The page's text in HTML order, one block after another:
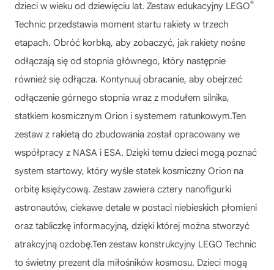
dzieci w wieku od dziewięciu lat. Zestaw edukacyjny LEGO®
Technic przedstawia moment startu rakiety w trzech
etapach. Obróć korbką, aby zobaczyć, jak rakiety nośne
odłączają się od stopnia głównego, który następnie
również się odłącza. Kontynuuj obracanie, aby obejrzeć
odłączenie górnego stopnia wraz z modułem silnika,
statkiem kosmicznym Orion i systemem ratunkowym.Ten
zestaw z rakietą do zbudowania został opracowany we
współpracy z NASA i ESA. Dzięki temu dzieci mogą poznać
system startowy, który wyśle statek kosmiczny Orion na
orbitę księżycową. Zestaw zawiera cztery nanofigurki
astronautów, ciekawe detale w postaci niebieskich płomieni
oraz tabliczkę informacyjną, dzięki której można stworzyć
atrakcyjną ozdobę.Ten zestaw konstrukcyjny LEGO Technic
to świetny prezent dla miłośników kosmosu. Dzieci mogą